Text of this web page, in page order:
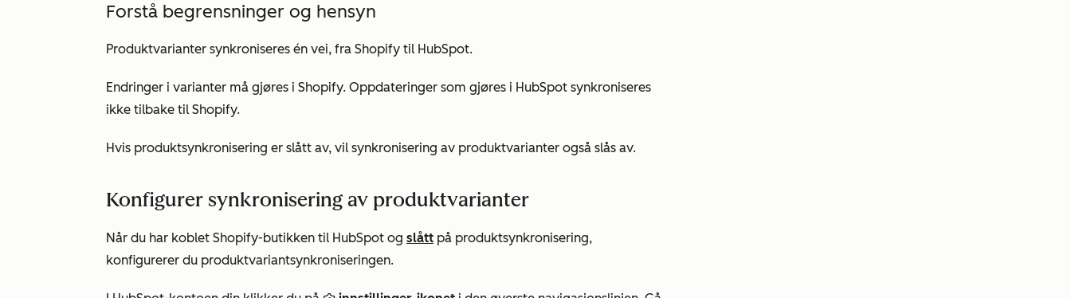
Forstå begrensninger og hensyn
Produktvarianter synkroniseres én vei, fra Shopify til HubSpot.
Endringer i varianter må gjøres i Shopify. Oppdateringer som gjøres i HubSpot synkroniseres
ikke tilbake til Shopify.
Hvis produktsynkronisering er slått av, vil synkronisering av produktvarianter også slås av.
Konfigurer synkronisering av produktvarianter
Når du har koblet Shopify-butikken til HubSpot og slått på produktsynkronisering,
konfigurerer du produktvariantsynkroniseringen.